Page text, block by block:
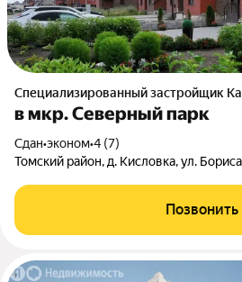
Специализированный застройщик
в мкр. Северный парк
Сдан•эконом•4 (7)
Томский район, д. Кисловка, ул.
Позвонить